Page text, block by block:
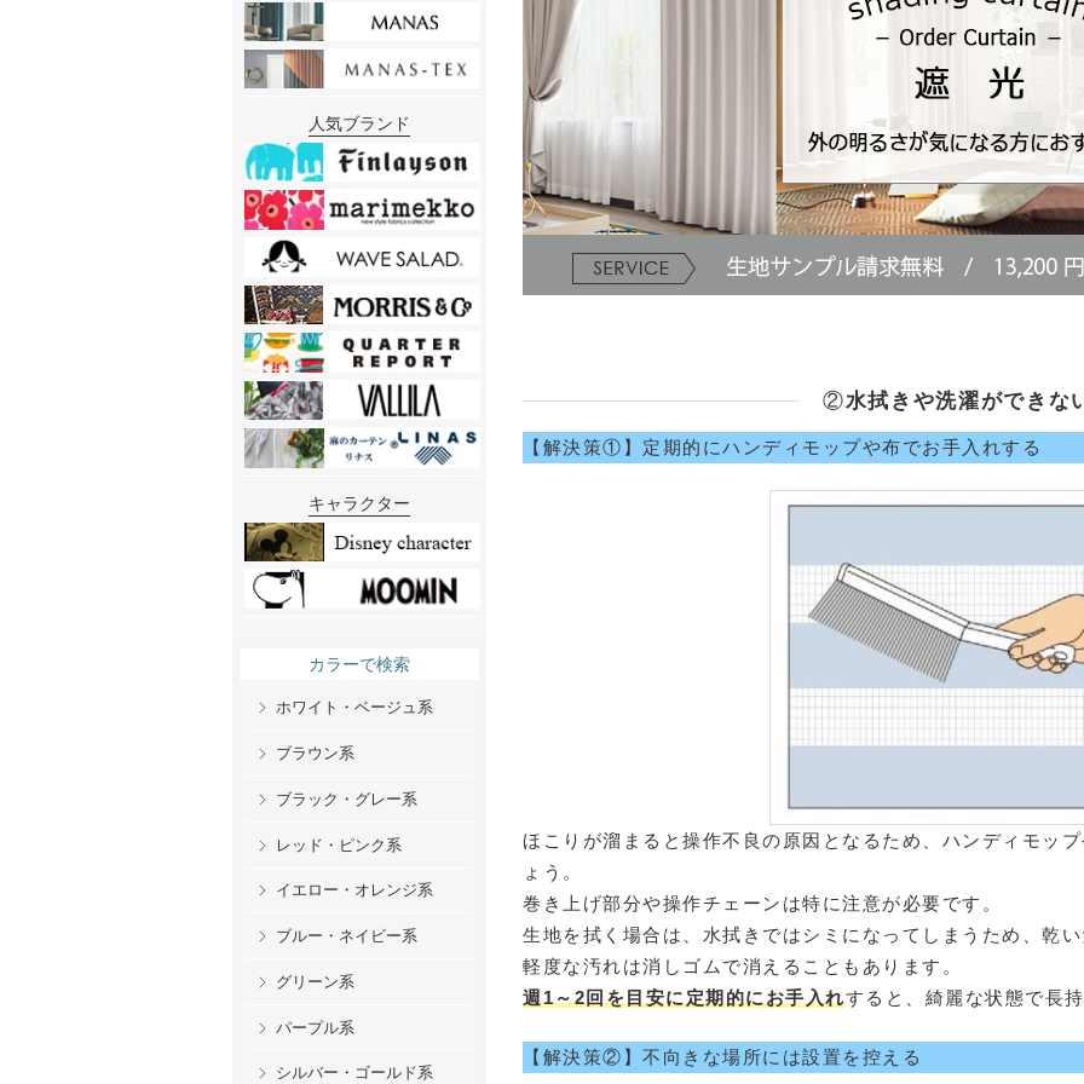
②水拭きや洗濯ができな
【解決策①】定期的にハンディモップや布でお手入れする
ほこりが溜まると操作不良の原因となるため、ハンディモッ
ょう。
巻き上げ部分や操作チェーンは特に注意が必要です。
生地を拭く場合は、水拭きではシミになってしまうため、乾
軽度な汚れは消しゴムで消えることもあります。
週1～2回を目安に定期的にお手入れすると、綺麗な状態で長
【解決策②】不向きな場所には設置を控える
人気ブランド
キャラクター
カラーで検索
ホワイト・ベージュ系
ブラウン系
ブラック・グレー系
レッド・ピンク系
イエロー・オレンジ系
ブルー・ネイビー系
グリーン系
パープル系
シルバー・ゴールド系